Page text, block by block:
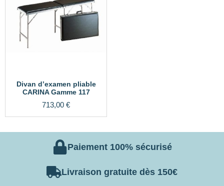
Divan d’examen pliable
CARINA Gamme 117
713,00 €
Paiement 100% sécurisé
Livraison gratuite dès 150€